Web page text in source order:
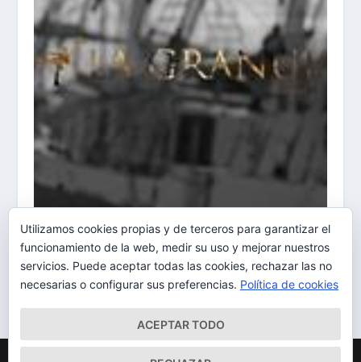
Mayli Anta El 18/01/2016 a las 20:02
18/01/2016
Utilizamos cookies propias y de terceros para garantizar el
funcionamiento de la web, medir su uso y mejorar nuestros
servicios. Puede aceptar todas las cookies, rechazar las no
necesarias o configurar sus preferencias. Política de cookies
ACEPTAR TODO